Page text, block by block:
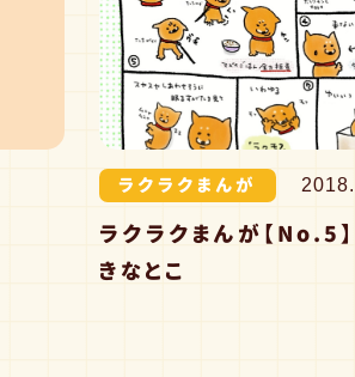
ラクラクまんが
ラクラクまんが【No.5
きなとこ